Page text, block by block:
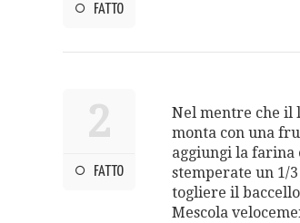
FATTO
2
FATTO
Nel mentre che il
monta con una
aggiungi la farina
stemperate un 1/
togliere il
Mescola